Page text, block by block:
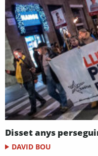
Disset anys
DAVID BOU